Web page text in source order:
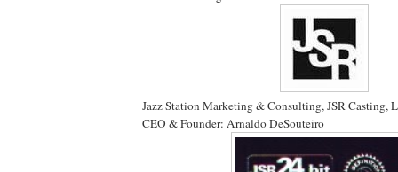
Jazz Station Marketing & Consulting, JSR Casting,
CEO & Founder: Arnaldo DeSouteiro